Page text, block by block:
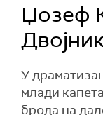
Џозеф
У
млади
брода на